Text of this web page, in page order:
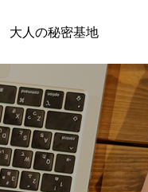
大人の秘密基地